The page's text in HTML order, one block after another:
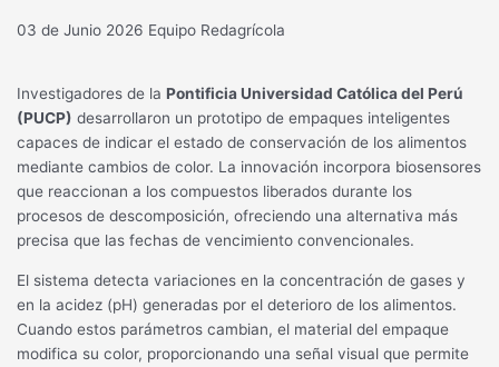
03 de Junio 2026 Equipo Redagrícola
Investigadores de laPontificia Universidad Católica del Perú
(PUCP) desarrollaron un prototipo de empaques inteligentes
capaces de indicar el estado de conservación de los alimentos
mediante cambios de color. La innovación incorpora biosensores
que reaccionan a los compuestos liberados durante los
procesos de descomposición, ofreciendo una alternativa más
precisa que las fechas de vencimiento convencionales.
El sistema detecta variaciones en la concentración de gases y
en la acidez (pH) generadas por el deterioro de los alimentos.
Cuando estos parámetros cambian, el material del empaque
modifica su color, proporcionando una señal visual que permite